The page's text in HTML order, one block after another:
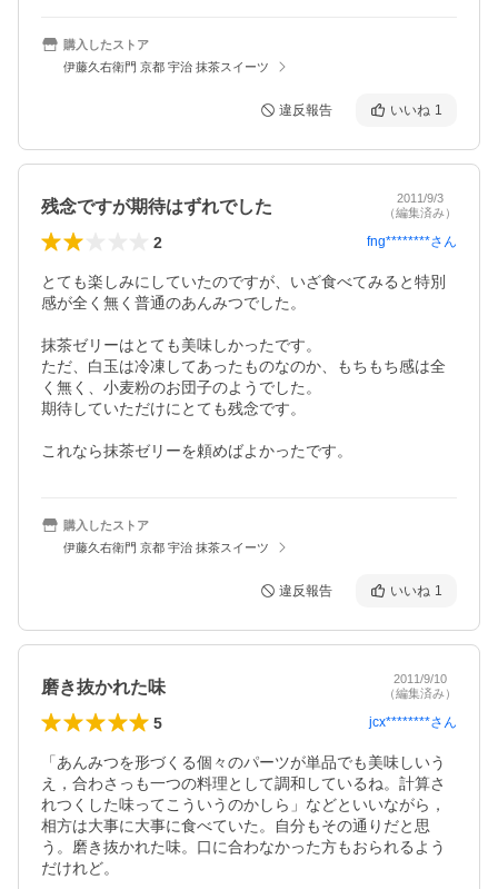
購入したストア
伊藤久右衛門 京都 宇治 抹茶スイーツ
違反報告 いいね 1
残念ですが期待はずれでした
2011/9/3
（編集済み）
2 fng********さん
とても楽しみにしていたのですが、いざ食べてみると特別
感が全く無く普通のあんみつでした。
抹茶ゼリーはとても美味しかったです。
ただ、白玉は冷凍してあったものなのか、もちもち感は全
く無く、小麦粉のお団子のようでした。
期待していただけにとても残念です。
これなら抹茶ゼリーを頼めばよかったです。
購入したストア
伊藤久右衛門 京都 宇治 抹茶スイーツ
違反報告 いいね 1
磨き抜かれた味
2011/9/10
（編集済み）
5 jcx********さん
「あんみつを形づくる個々のパーツが単品でも美味しいう
え，合わさっも一つの料理として調和しているね。計算さ
れつくした味ってこういうのかしら」などといいながら，
相方は大事に大事に食べていた。自分もその通りだと思
う。磨き抜かれた味。口に合わなかった方もおられるよう
だけれど。